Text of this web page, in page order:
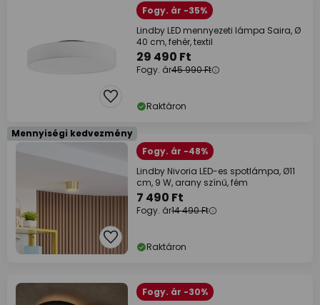
Fogy. ár -35%
Lindby LED mennyezeti lámpa Saira, Ø
40 cm, fehér, textil
29 490 Ft
Fogy. ár45 990 Ft
Raktáron
Mennyiségi kedvezmény
Fogy. ár -48%
Lindby Nivoria LED-es spotlámpa, Ø11
cm, 9 W, arany színű, fém
7 490 Ft
Fogy. ár14 490 Ft
Raktáron
Fogy. ár -30%